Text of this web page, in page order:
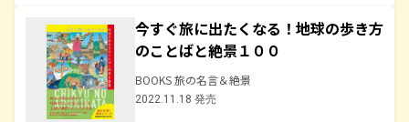
今すぐ旅に出たくなる！地球の歩き方
のことばと絶景１００
BOOKS 旅の名言＆絶景
2022.11.18 発売